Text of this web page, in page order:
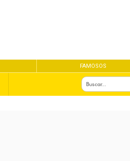
FAMOSOS